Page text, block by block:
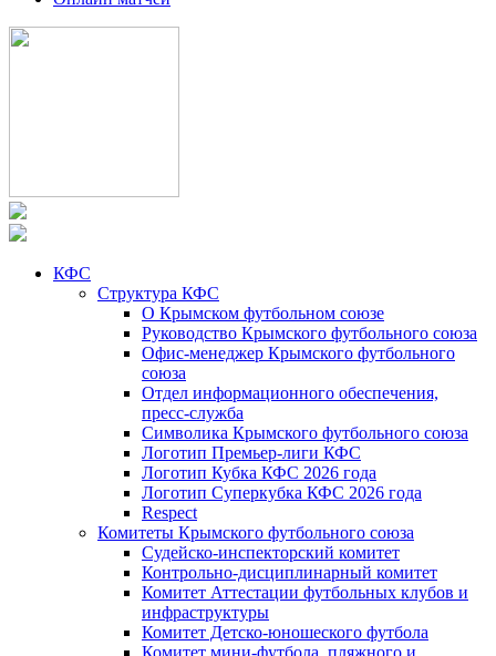
КФС
Структура КФС
О Крымском футбольном союзе
Руководство Крымского футбольного союза
Офис-менеджер Крымского футбольного
союза
Отдел информационного обеспечения,
пресс-служба
Символика Крымского футбольного союза
Логотип Премьер-лиги КФС
Логотип Кубка КФС 2026 года
Логотип Суперкубка КФС 2026 года
Respect
Комитеты Крымского футбольного союза
Судейско-инспекторский комитет
Контрольно-дисциплинарный комитет
Комитет Аттестации футбольных клубов и
инфраструктуры
Комитет Детско-юношеского футбола
Комитет мини-футбола, пляжного и